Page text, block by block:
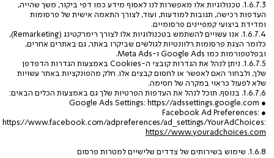
1.6.7.3. טכנולוגיות אלו מאפשרות לנו לאסוף מידע כמו דפי ביקור, משך שהייה,
העדפות רכישה, תגובות למודעות, ועוד, לצורך התאמה אישית של פרסומות
ומדידת ביצועי קמפיינים פרסומיים.
1.6.7.4. אנו עשויים להשתמש בטכנולוגיות אלו לצורך רימרקטינג (Remarketing),
כלומר הצגת פרסומות רלוונטיות לגולשים שביקרו באתר, גם באתרים אחרים,
ובפלטפורמות כמו Google Ads ו-Meta Ads.
1.6.7.5. ניתן לנהל את הגדרות קובצי ה-Cookies באמצעות הגדרות הדפדפן
שלך, ולבחור האם לאפשר או לחסום קבצים אלו. חלק מהפונקציות באתר עשויות
שלא לפעול כראוי במקרה של חסימה.
1.6.7.6. בנוסף, תוכל לנהל את העדפות הפרטיות שלך גם באמצעות הכלים הבאים:
● Google Ads Settings: https://adssettings.google.com
● Facebook Ad Preferences:
https://www.facebook.com/adpreferences/ad_settings/YourAdChoices:
https://www.youradchoices.com
1.6.8. שימוש בשירותים של צדדים שלישיים למטרות פרסום